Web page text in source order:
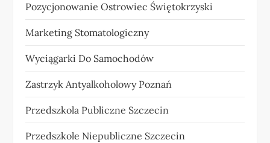
Pozycjonowanie Ostrowiec Świętokrzyski
Marketing Stomatologiczny
Wyciągarki Do Samochodów
Zastrzyk Antyalkoholowy Poznań
Przedszkola Publiczne Szczecin
Przedszkole Niepubliczne Szczecin